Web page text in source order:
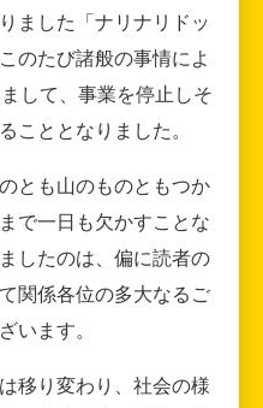
ました「ナリナリドッ
のたび諸般の事情によ
して、事業を停止しそ
こととなりました。
とも山のものともつか
で一日も欠かすことな
したのは、偏に読者の
関係各位の多大なるご
います。
移り変わり、社会の様